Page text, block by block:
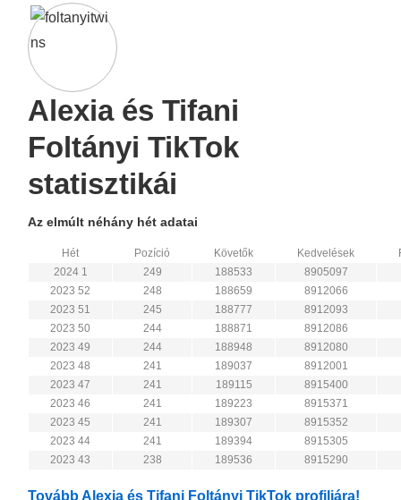
Alexia és Tifani
Foltányi TikTok
statisztikái
Az elmúlt néhány hét adatai
Hét Pozíció Követők Kedvelések
2024 1
249 188533
8905097
2023 52
248 188659
8912066
2023 51
245 188777
8912093
2023 50
244 188871
8912086
2023 49
244 188948
8912080
2023 48
241 189037
8912001
2023 47
241 189115
8915400
2023 46
241 189223
8915371
2023 45
241 189307
8915352
2023 44
241 189394
8915305
2023 43
238 189536 8915290
Tovább Alexia és Tifani Foltányi TikTok profiljára!